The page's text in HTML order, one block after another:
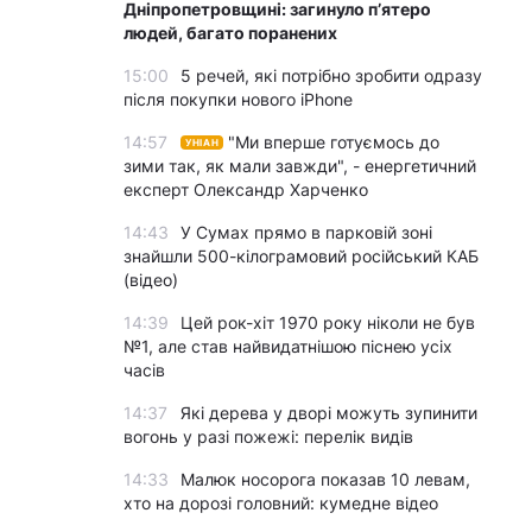
Дніпропетровщині: загинуло пʼятеро
людей, багато поранених
15:00
5 речей, які потрібно зробити одразу
після покупки нового iPhone
14:57 УНІАН
"Ми вперше готуємось до
зими так, як мали завжди", - енергетичний
експерт Олександр Харченко
14:43
У Сумах прямо в парковій зоні
знайшли 500-кілограмовий російський КАБ
(відео)
14:39
Цей рок-хіт 1970 року ніколи не був
№1, але став найвидатнішою піснею усіх
часів
14:37
Які дерева у дворі можуть зупинити
вогонь у разі пожежі: перелік видів
14:33
Малюк носорога показав 10 левам,
хто на дорозі головний: кумедне відео